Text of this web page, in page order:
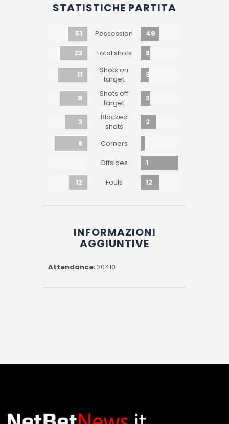
STATISTICHE PARTITA
51 Possession
49
23
Total shots 8
11
Shots on
target
3
9
Shots off
target
3
3
Blocked
shots
2
8 Corners
Offsides
1
12
Fouls 12
INFORMAZIONI
AGGIUNTIVE
Attendance 20410